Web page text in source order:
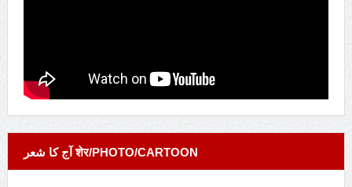
آج کا شعر शेर/PHOTO/CARTOON